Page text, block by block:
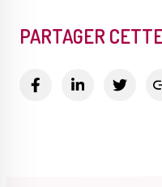
PARTAGER